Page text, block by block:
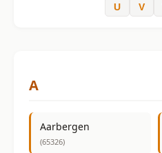
U
V
A
Aarbergen
(65326)